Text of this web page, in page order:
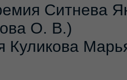
Ситнева
О. В.)
Куликова